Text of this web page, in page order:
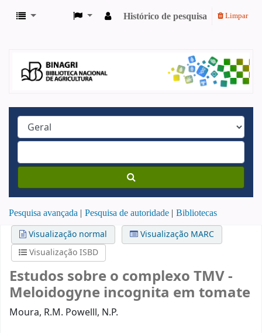
Histórico de pesquisa Limpar
Pesquisa avançada Pesquisa de autoridade Bibliotecas
Visualização normal
Visualização MARC
Visualização ISBD
Estudos sobre o complexo TMV -
Meloidogyne incognita em tomate
Moura, R.M. Powelll, N.P.